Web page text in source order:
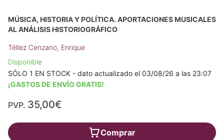
MÚSICA, HISTORIA Y POLÍTICA. APORTACIONES MUSICALES
AL ANÁLISIS HISTORIOGRÁFICO
Téllez Cenzano, Enrique
Disponible
SÓLO 1 EN STOCK - dato actualizado el 03/08/26 a las 23:07
¡GASTOS DE ENVÍO GRATIS!
PVP. 35,00€
Comprar